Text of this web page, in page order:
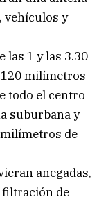
vehículos y
las 1 y las 3.30
120 milímetros
todo el centro
suburbana y
de
anegadas,
filtración de